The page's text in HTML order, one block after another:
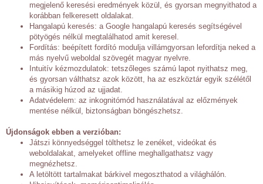
megjelenő keresési eredmények közül, és gyorsan megnyithatod a
korábban felkeresett oldalakat.
Hangalapú keresés: a Google hangalapú keresés segítségével
pötyögés nélkül megtalálhatod amit keresel.
Fordítás: beépített fordító modulja villámgyorsan lefordítja neked a
más nyelvű weboldal szövegét magyar nyelvre.
Intuitív kézmozdulatok: tetszőleges számú lapot nyithatsz meg,
és gyorsan válthatsz azok között, ha az eszköztár egyik szélétől
a másikig húzod az ujjadat.
Adatvédelem: az inkognitómód használatával az előzmények
mentése nélkül, biztonságban böngészhetsz.
Újdonságok ebben a verzióban:
Játszi könnyedséggel tölthetsz le zenéket, videókat és
weboldalakat, amelyeket offline meghallgathatsz vagy
megnézhetsz.
A letöltött tartalmakat bárkivel megoszthatod a világhálón.